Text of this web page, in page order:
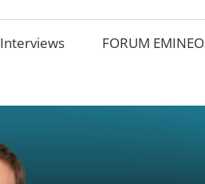
Interviews FORUM EMINEO